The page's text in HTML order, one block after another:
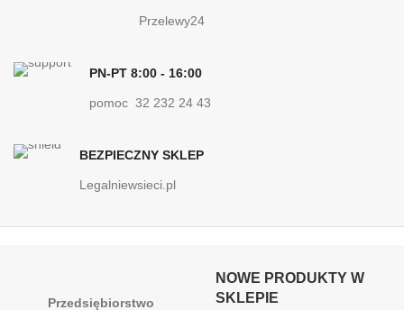
Przelewy24
PN-PT 8:00 - 16:00
pomoc 32 232 24 43
BEZPIECZNY SKLEP
Legalniewsieci.pl
Przedsiębiorstwo
NOWE PRODUKTY W
SKLEPIE